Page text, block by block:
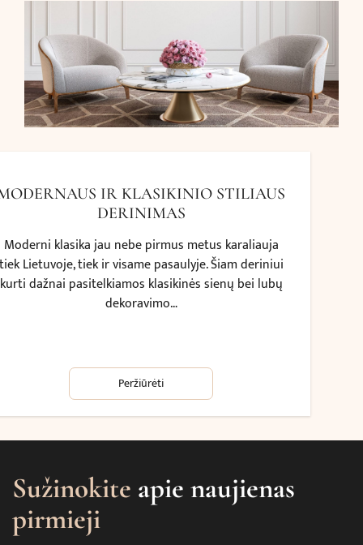
IR KLASIKINIO STILIAUS
DERINIMAS
Moderni klasika jau nebe pirmus metus karaliauja
Lietuvoje, tiek ir visame pasaulyje. Šiam deriniui
kurti dažnai pasitelkiamos klasikinės sienų bei lubų
dekoravimo…
Peržiūrėti
Sužinokite apie naujienas
pirmieji